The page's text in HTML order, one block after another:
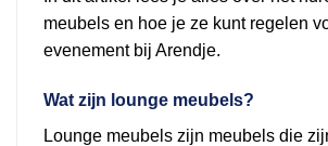
meubels en hoe je ze kunt regelen
evenement bij Arendje.
Wat zijn lounge meubels?
Lounge meubels zijn meubels die